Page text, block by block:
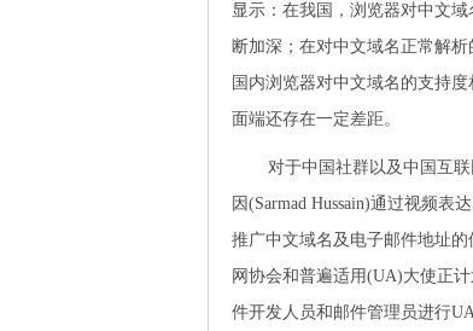
显示：在我国，浏览器对中文
断加深；在对中文域名正常解
国内浏览器对中文域名的支持
面端还存在一定差距。
对于中国社群以及中国互
因(Sarmad Hussain)通过视频
推广中文域名及电子邮件地址
网协会和普遍适用(UA)大使正
件开发人员和邮件管理员进行